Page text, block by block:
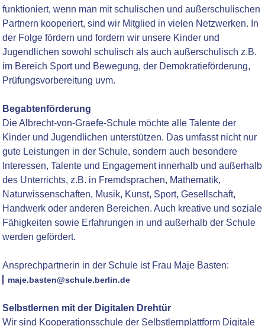
funktioniert, wenn man mit schulischen und außerschulischen
Partnern kooperiert, sind wir Mitglied in vielen Netzwerken. In
der Folge fördern und fordern wir unsere Kinder und
Jugendlichen sowohl schulisch als auch außerschulisch z.B.
im Bereich Sport und Bewegung, der Demokratieförderung,
Prüfungsvorbereitung uvm.
Begabtenförderung
Die Albrecht-von-Graefe-Schule möchte alle Talente der
Kinder und Jugendlichen unterstützen. Das umfasst nicht nur
gute Leistungen in der Schule, sondern auch besondere
Interessen, Talente und Engagement innerhalb und außerhalb
des Unterrichts, z.B. in Fremdsprachen, Mathematik,
Naturwissenschaften, Musik, Kunst, Sport, Gesellschaft,
Handwerk oder anderen Bereichen. Auch kreative und soziale
Fähigkeiten sowie Erfahrungen in und außerhalb der Schule
werden gefördert.
Ansprechpartnerin in der Schule ist Frau Maje Basten:
maje.basten@schule.berlin.de
Selbstlernen mit der Digitalen Drehtür
Wir sind Kooperationsschule der Selbstlernplattform Digitale